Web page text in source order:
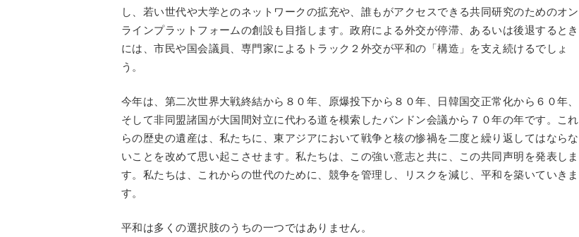
し、若い世代や大学とのネットワークの拡充や、誰もがアクセスできる共同研究のためのオン
ラインプラットフォームの創設も目指します。政府による外交が停滞、あるいは後退するとき
には、市民や国会議員、専門家によるトラック２外交が平和の「構造」を支え続けるでしょ
う。
今年は、第二次世界大戦終結から８０年、原爆投下から８０年、日韓国交正常化から６０年、
そして非同盟諸国が大国間対立に代わる道を模索したバンドン会議から７０年の年です。これ
らの歴史の遺産は、私たちに、東アジアにおいて戦争と核の惨禍を二度と繰り返してはならな
いことを改めて思い起こさせます。私たちは、この強い意志と共に、この共同声明を発表しま
す。私たちは、これからの世代のために、競争を管理し、リスクを減じ、平和を築いていきま
す。
平和は多くの選択肢のうちの一つではありません。